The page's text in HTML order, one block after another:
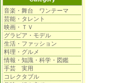
音楽・舞台 ワンテーマ
芸能・タレント
映画・ＴＶ
グラビア・モデル
生活・ファッション
料理・グルメ
情報・知識・科学・図鑑
手芸 実用
コレクタブル